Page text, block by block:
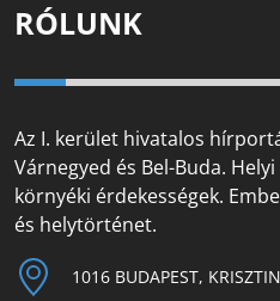
RÓLUNK
Az I. kerület hivatalos
Várnegyed és Bel-Buda.
környéki érdekességek.
és helytörténet.
1016 BUDAPEST,